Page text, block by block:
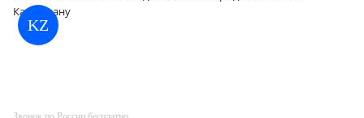
KZ
Казахстану